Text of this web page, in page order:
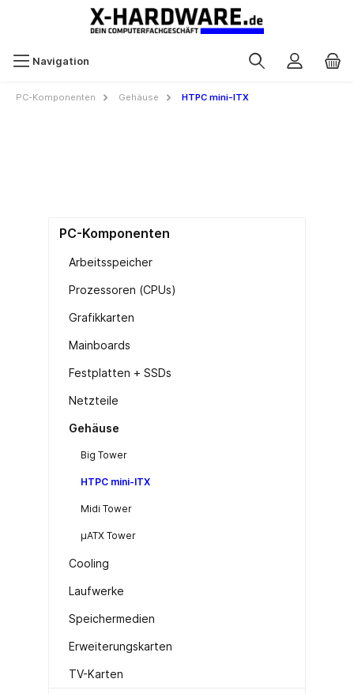
Navigation
PC-Komponenten Gehäuse HTPC mini-ITX
PC-Komponenten
Arbeitsspeicher
Prozessoren (CPUs)
Grafikkarten
Mainboards
Festplatten + SSDs
Netzteile
Gehäuse
Big Tower
HTPC mini-ITX
Midi Tower
µATX Tower
Cooling
Laufwerke
Speichermedien
Erweiterungskarten
TV-Karten